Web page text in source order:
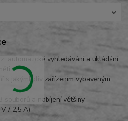
automatické vyhledávání a ukládání
s jakýmkoliv zařízením vybaveným
souborů a nabíjení většiny
/ 2,5 A)